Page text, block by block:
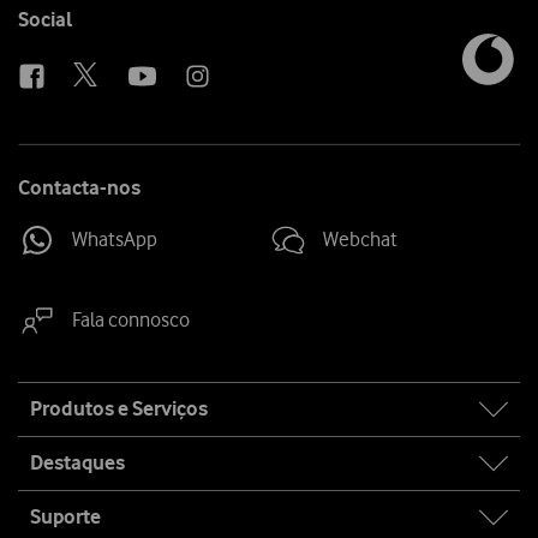
Follow
Social
Contacta-nos
WhatsApp Webchat
Fala connosco
map
Produtos e Serviços
Destaques
Suporte